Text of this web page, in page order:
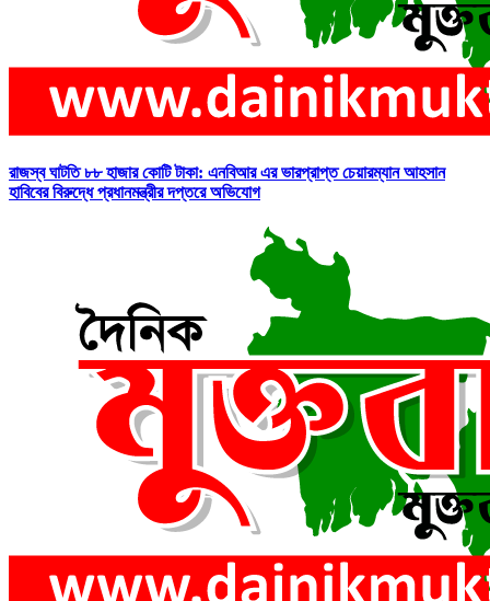
রাজস্ব ঘাটতি ৮৮ হাজার কোটি টাকা: এনবিআর এর ভারপ্রাপ্ত চেয়ারম্যান আহসান
হাবিবের বিরুদ্ধে প্রধানমন্ত্রীর দপ্তরে অভিযোগ